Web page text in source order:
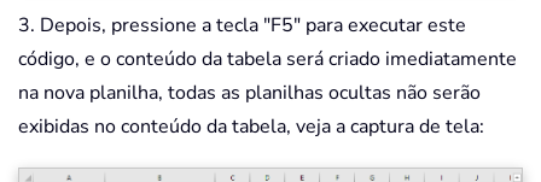
Sub
3. Depois, pressione a tecla "F5" para executar este
código, e o conteúdo da tabela será criado imediatamente
na nova planilha, todas as planilhas ocultas não serão
exibidas no conteúdo da tabela, veja a captura de tela: